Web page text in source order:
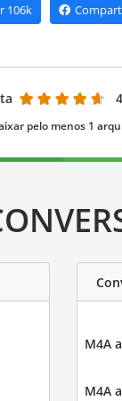
106k
pelo menos 1
M4A
M4A